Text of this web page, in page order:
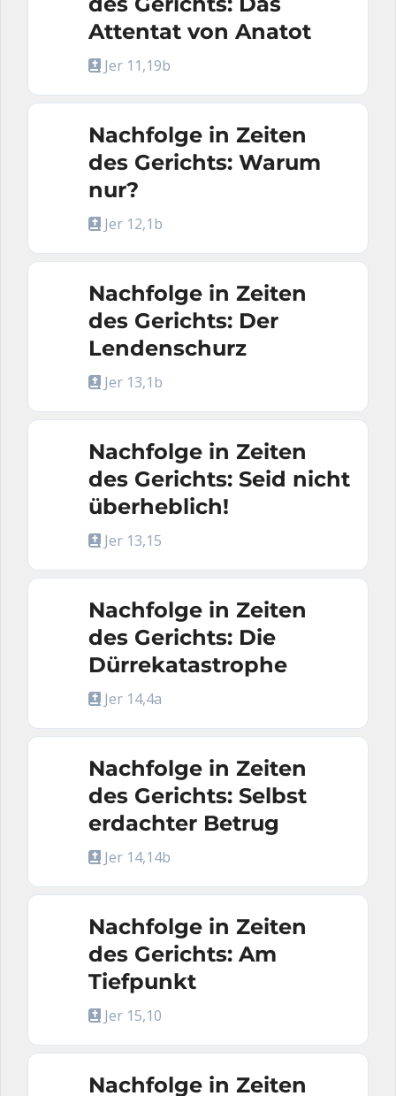
Attentat von Anatot
Jer 11,19b
Nachfolge in Zeiten
des Gerichts: Warum
nur?
Jer 12,1b
Nachfolge in Zeiten
des Gerichts: Der
Lendenschurz
Jer 13,1b
Nachfolge in Zeiten
des Gerichts: Seid nicht
überheblich!
Jer 13,15
Nachfolge in Zeiten
des Gerichts: Die
Dürrekatastrophe
Jer 14,4a
Nachfolge in Zeiten
des Gerichts: Selbst
erdachter Betrug
Jer 14,14b
Nachfolge in Zeiten
des Gerichts: Am
Tiefpunkt
Jer 15,10
Nachfolge in Zeiten